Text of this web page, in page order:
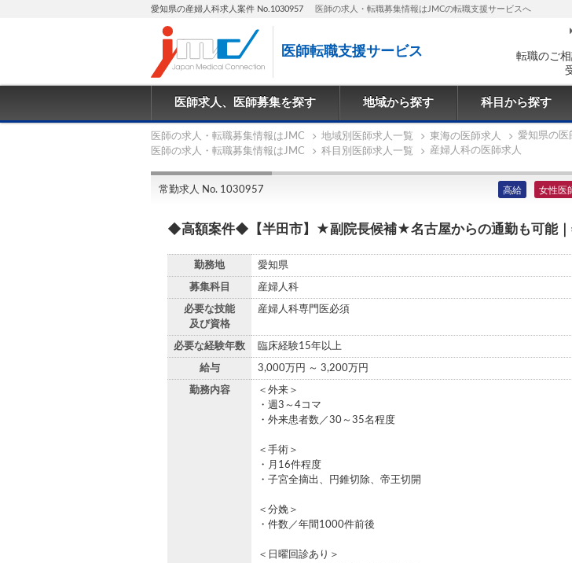
愛知県の産婦人科求人案件 No.1030957 医師の求人・転職募集情報はJMCの転職支援サービスへ
医師転職支援サービス
転職のご
医師求人、医師募集を探す 地域から探す 科目から探す
医師の求人・転職募集情報はJMC 地域別医師求人一覧 東海の医師求人
愛知県の医
医師の求人・転職募集情報はJMC
科目別医師求人一覧 産婦人科の医師求人
常勤求人 No. 1030957 高給 女性医
◆高額案件◆【半田市】★副院長候補★名古屋からの通勤も可能｜
勤務地 愛知県
募集科目 産婦人科
必要な技能
及び資格
産婦人科専門医必須
必要な経験年数 臨床経験15年以上
給与 3,000万円 ～ 3,200万円
勤務内容
＜外来＞
・週3～4コマ
・外来患者数／30～35名程度
＜手術＞
・月16件程度
・子宮全摘出、円錐切除、帝王切開
＜分娩＞
・件数／年間1000件前後
＜日曜回診あり＞